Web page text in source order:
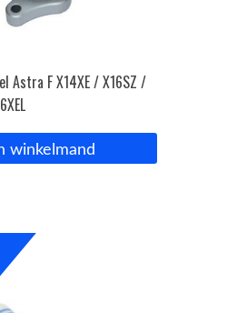
Astra F X14XE / X16SZ /
winkelmand